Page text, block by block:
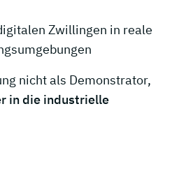
Zwillingen in reale
nicht als Demonstrator,
in die industrielle